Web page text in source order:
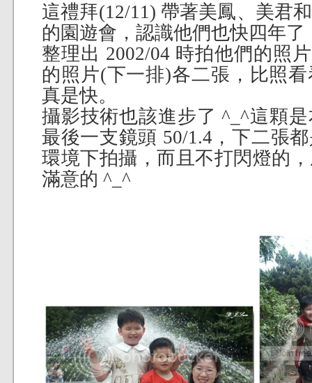
這禮拜(12/11) 帶著美鳳、美君
的園遊會，認識他們也快四年
整理出 2002/04 時拍他們的照
的照片(下一排)各二張，比照
真是快。
攝影技術也該進步了 ^_^這顆
最後一支鏡頭 50/1.4，下二張
環境下拍攝，而且不打閃燈的
滿意的 ^_^